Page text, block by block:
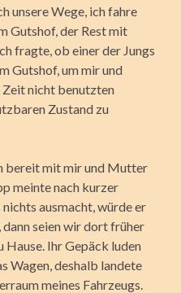
unsere Wege, ich fahre
Gutshof, der Rest mit
fragte, ob einer der Jungs
Gutshof, um mir und
nicht benutzten
Zustand zu
bereit mit mir und Mutter
meinte nach kurzer
ausmacht, würde er
seien wir dort früher
Ihr Gepäck luden
Wagen, deshalb landete
meines Fahrzeugs.